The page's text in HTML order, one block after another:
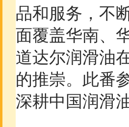
品和服务，不
面覆盖华南、
道达尔润滑油
的推崇。此番
深耕中国润滑